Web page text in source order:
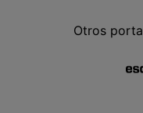
Otros